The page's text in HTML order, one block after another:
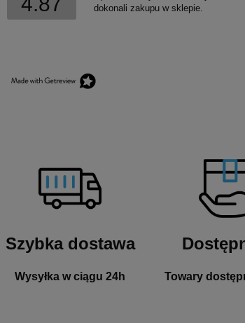
dokonali zakupu w sklepie.
Szybka dostawa
Wysyłka w ciągu 24h Towary